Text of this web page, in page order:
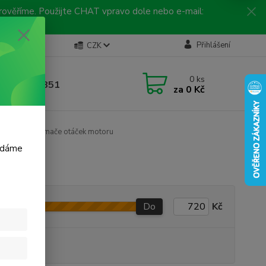
Použijte CHAT vpravo dole nebo e-mail:
Kontakty CZK Přihlášení
linka
792 217 851
9-16 hod.)
0 ks
za 0 Kč
Snímače otáček motoru
Do Kč